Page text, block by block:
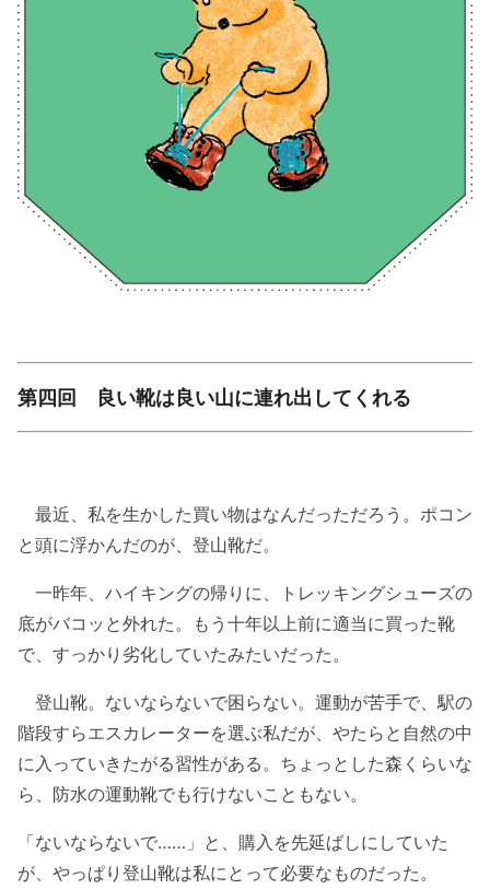
第四回 良い靴は良い山に連れ出してくれる
最近、私を生かした買い物はなんだっただろう。ポコン
と頭に浮かんだのが、登山靴だ。
一昨年、ハイキングの帰りに、トレッキングシューズの
底がバコッと外れた。もう十年以上前に適当に買った靴
で、すっかり劣化していたみたいだった。
登山靴。ないならないで困らない。運動が苦手で、駅の
階段すらエスカレーターを選ぶ私だが、やたらと自然の中
に入っていきたがる習性がある。ちょっとした森くらいな
ら、防水の運動靴でも行けないこともない。
「ないならないで……」と、購入を先延ばしにしていた
が、やっぱり登山靴は私にとって必要なものだった。